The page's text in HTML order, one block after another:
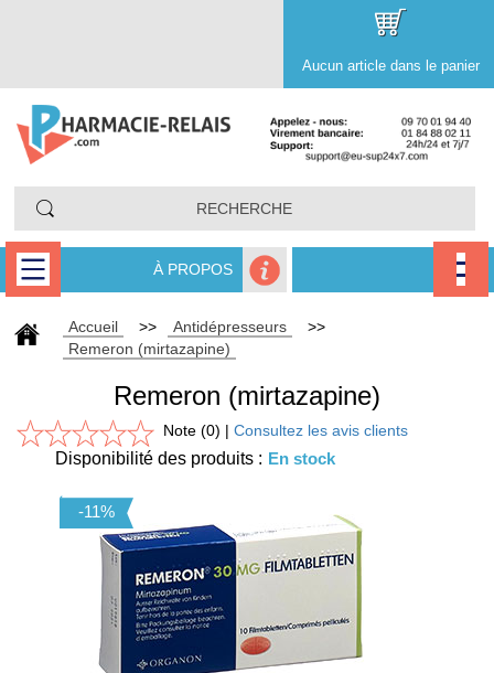
Aucun article dans le panier
À PROPOS
Accueil >> Antidépresseurs
>>
Remeron (mirtazapine)
Remeron (mirtazapine)
Note (0) |Consultez les avis clients
Disponibilité des produits : En stock